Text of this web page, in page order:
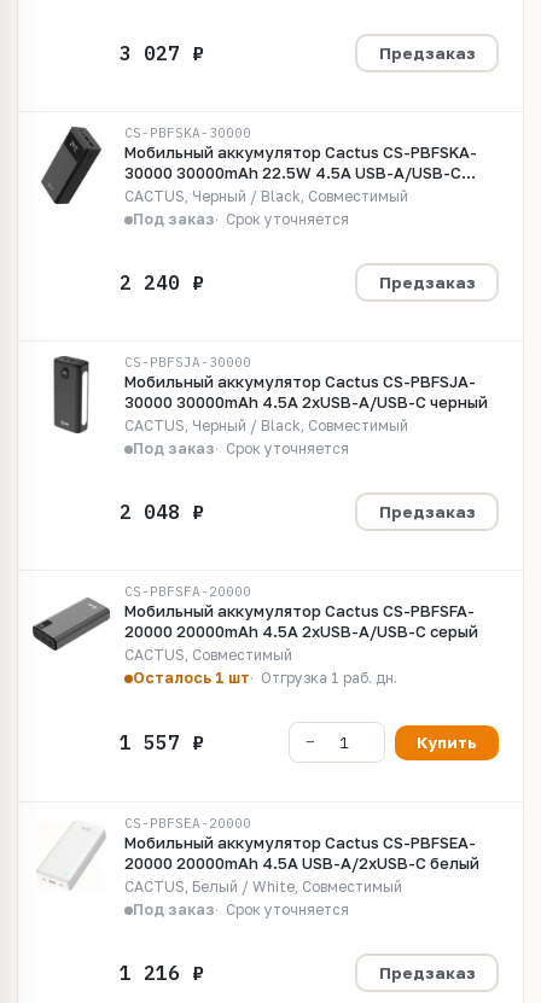
Предзаказ
CS-PBFSKA-30000
Мобильный аккумулятор Cactus CS-PBFSKA-
30000 30000mAh 22.5W 4.5A USB-A/USB-C
черный
CACTUS, Черный / Black, Совместимый
Под заказ
Срок уточняется
Предзаказ
CS-PBFSJA-30000
Мобильный аккумулятор Cactus CS-PBFSJA-
30000 30000mAh 4.5A 2xUSB-A/USB-C черный
CACTUS, Черный / Black, Совместимый
Под заказ
Срок уточняется
Предзаказ
CS-PBFSFA-20000
Мобильный аккумулятор Cactus CS-PBFSFA-
20000 20000mAh 4.5A 2xUSB-A/USB-C серый
CACTUS, Совместимый
Осталось 1 шт
Отгрузка 1 раб. дн.
Купить
CS-PBFSEA-20000
Мобильный аккумулятор Cactus CS-PBFSEA-
20000 20000mAh 4.5A USB-A/2xUSB-C белый
CACTUS, Белый / White, Совместимый
Под заказ
Срок уточняется
Предзаказ